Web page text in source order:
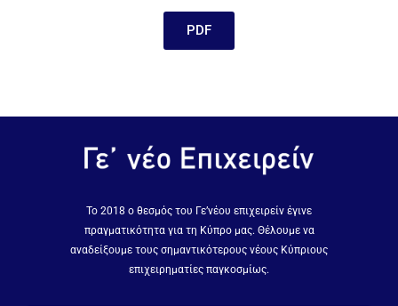
PDF
Το 2018 ο θεσμός του Γε’νέου επιχειρείν έγινε
πραγματικότητα για τη Κύπρο μας. Θέλουμε να
αναδείξουμε τους σημαντικότερους νέους Κύπριους
επιχειρηματίες παγκοσμίως.